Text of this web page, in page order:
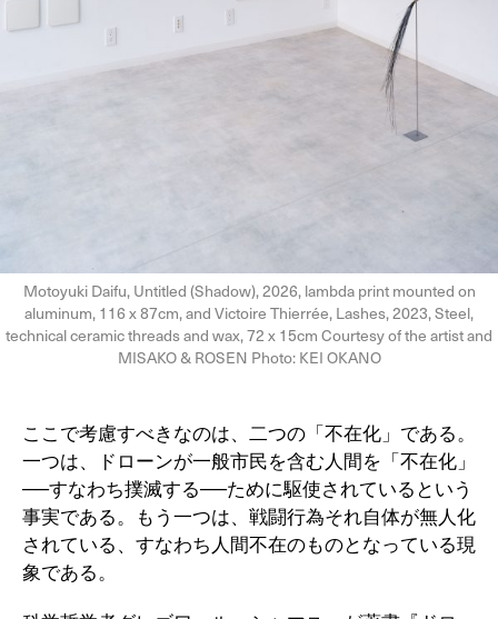
Motoyuki Daifu, Untitled (Shadow), 2026, lambda print mounted on
aluminum, 116 x 87cm, and Victoire Thierrée, Lashes, 2023, Steel,
technical ceramic threads and wax, 72 x 15cm Courtesy of the artist and
MISAKO & ROSEN Photo: KEI OKANO
ここで考慮すべきなのは、二つの「不在化」である。
一つは、ドローンが一般市民を含む人間を「不在化」
──すなわち撲滅する──ために駆使されているという
事実である。もう一つは、戦闘行為それ自体が無人化
されている、すなわち人間不在のものとなっている現
象である。